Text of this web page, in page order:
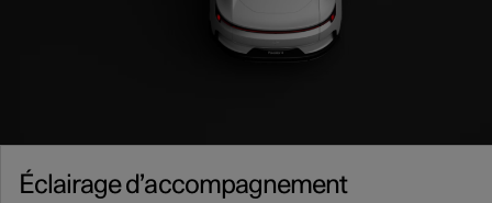
Éclairage d’accompagnement